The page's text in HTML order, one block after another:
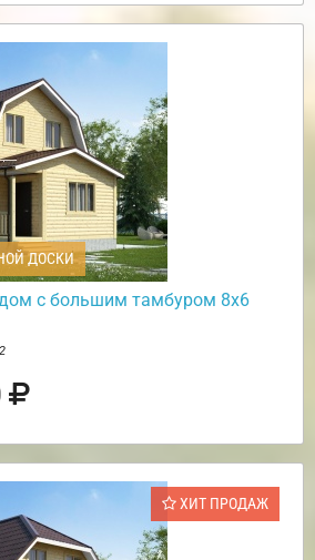
ДОСКИ
с большим тамбуром 8х6
2
ХИТ ПРОДАЖ